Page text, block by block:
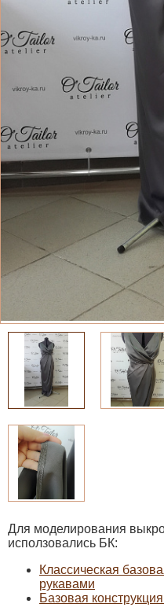
Для моделирования
исползовались БК:
Классическая
рукавами
Базовая